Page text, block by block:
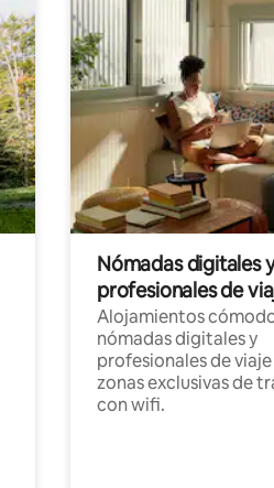
Nómadas digitales
profesionales de
Alojamientos
nómadas digitales y
profesionales de
zonas exclusivas de
con wifi.